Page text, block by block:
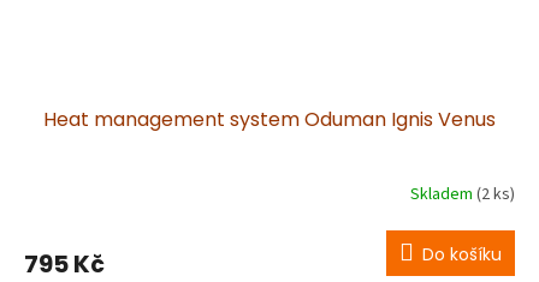
Heat management system Oduman Ignis Venus
Skladem (2 ks)
795 Kč Do košíku